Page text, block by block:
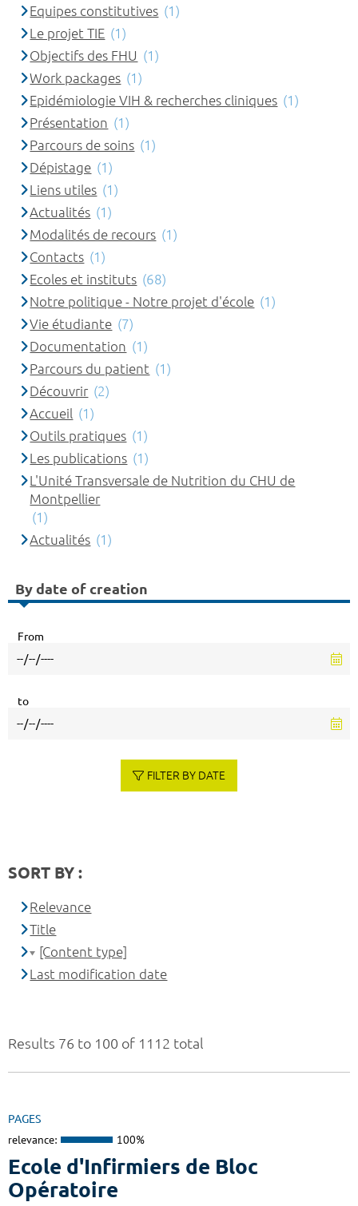
Results 76 to 100 of 1112 total
PAGES
relevance: 100%
Ecole d'Infirmiers de Bloc
Opératoire
Equipes constitutives (1)
Le projet TIE (1)
Objectifs des FHU (1)
Work packages (1)
Epidémiologie VIH & recherches cliniques (1)
Présentation (1)
Parcours de soins (1)
Dépistage (1)
Liens utiles (1)
Actualités (1)
Modalités de recours (1)
Contacts (1)
Ecoles et instituts (68)
Notre politique - Notre projet d'école (1)
Vie étudiante (7)
Documentation (1)
Parcours du patient (1)
Découvrir (2)
Accueil (1)
Outils pratiques (1)
Les publications (1)
L'Unité Transversale de Nutrition du CHU de
Montpellier
(1)
Actualités (1)
By date of creation
From
to
FILTER BY DATE
SORT BY :
Relevance
Title
[Content type]
Last modification date